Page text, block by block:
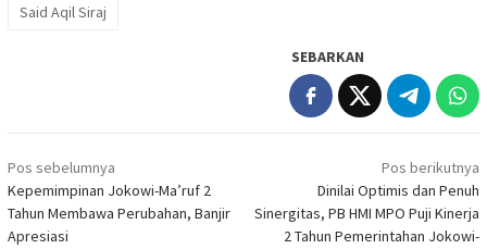
Said Aqil Siraj
SEBARKAN
Navigasi
pos
Pos sebelumnya
Kepemimpinan Jokowi-Ma’ruf 2
Tahun Membawa Perubahan, Banjir
Apresiasi
Pos berikutnya
Dinilai Optimis dan Penuh
Sinergitas, PB HMI MPO Puji Kinerja
2 Tahun Pemerintahan Jokowi-